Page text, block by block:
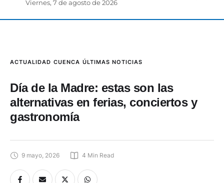
Viernes, 7 de agosto de 2026
ACTUALIDAD CUENCA ÚLTIMAS NOTICIAS
Día de la Madre: estas son las
alternativas en ferias, conciertos y
gastronomía
9 mayo, 2026 4 Min Read